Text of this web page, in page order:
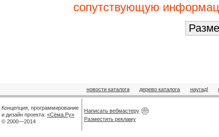
сопутствующую
новости каталога дерево каталога наугад!
Концепция, программирование
и дизайн проекта: «Сёма.Ру»
© 2000—2014
Написать вебмастеру
Разместить рекламу